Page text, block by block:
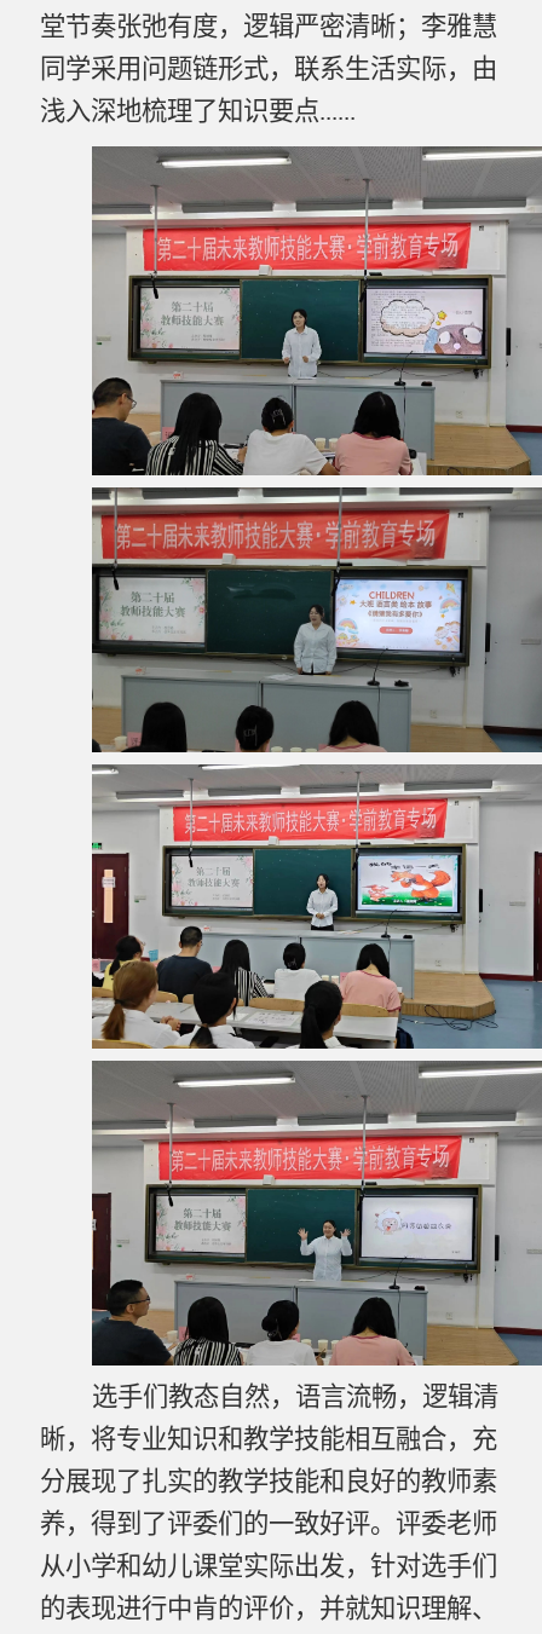
堂节奏张弛有度，逻辑严密清晰；李雅慧
同学采用问题链形式，联系生活实际，由
浅入深地梳理了知识要点......
选手们教态自然，语言流畅，逻辑清
晰，将专业知识和教学技能相互融合，充
分展现了扎实的教学技能和良好的教师素
养，得到了评委们的一致好评。评委老师
从小学和幼儿课堂实际出发，针对选手们
的表现进行中肯的评价，并就知识理解、